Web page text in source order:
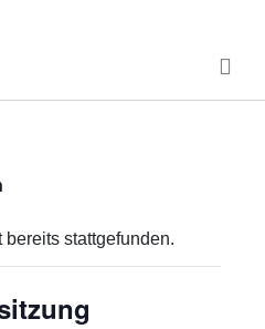
stattgefunden.